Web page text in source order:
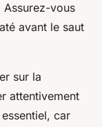
Assurez-vous
avant le saut
sur la
attentivement
car